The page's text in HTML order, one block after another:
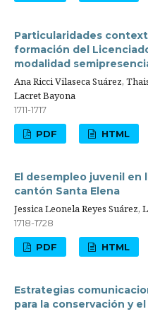
Particularidades
formación del
modalidad
Ana Ricci Vilaseca Suárez,
Lacret Bayona
1711-1717
PDF HTML
El desempleo juvenil en
cantón Santa Elena
Jessica Leonela Reyes
1718-1728
PDF HTML
Estrategias
para la conservación y